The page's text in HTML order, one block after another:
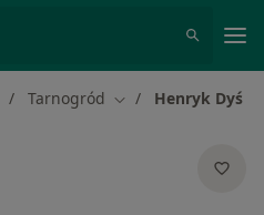
Tarnogród Zmień miasto
Henryk Dyś